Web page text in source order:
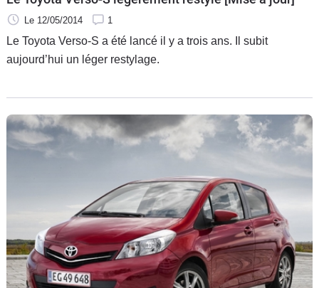
Moto
Marques
Le 12/05/2014 1
Le Toyota Verso-S a été lancé il y a trois ans. Il subit
aujourd’hui un léger restylage.